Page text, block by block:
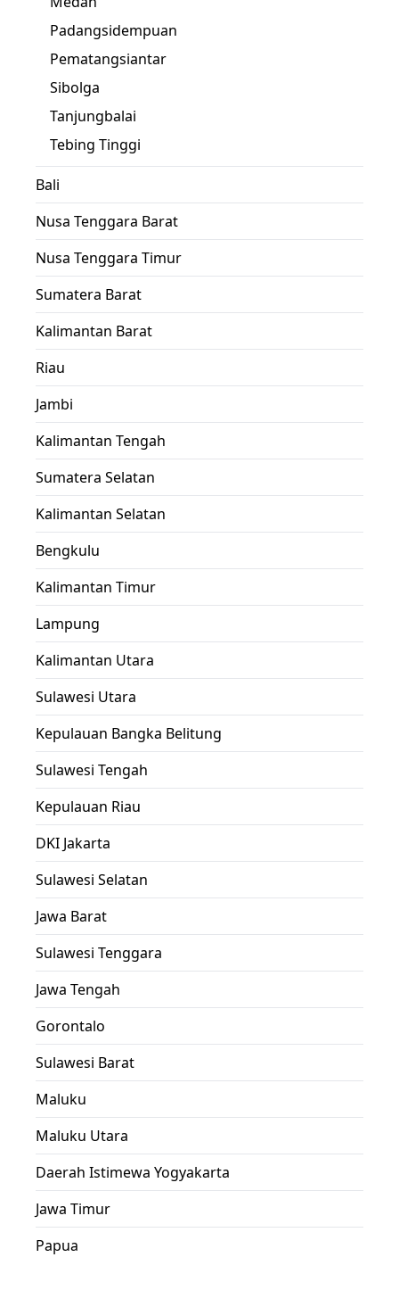
Padangsidempuan
Pematangsiantar
Sibolga
Tanjungbalai
Tebing Tinggi
Bali
Nusa Tenggara Barat
Nusa Tenggara Timur
Sumatera Barat
Kalimantan Barat
Riau
Jambi
Kalimantan Tengah
Sumatera Selatan
Kalimantan Selatan
Bengkulu
Kalimantan Timur
Lampung
Kalimantan Utara
Sulawesi Utara
Kepulauan Bangka Belitung
Sulawesi Tengah
Kepulauan Riau
DKI Jakarta
Sulawesi Selatan
Jawa Barat
Sulawesi Tenggara
Jawa Tengah
Gorontalo
Sulawesi Barat
Maluku
Maluku Utara
Daerah Istimewa Yogyakarta
Jawa Timur
Papua